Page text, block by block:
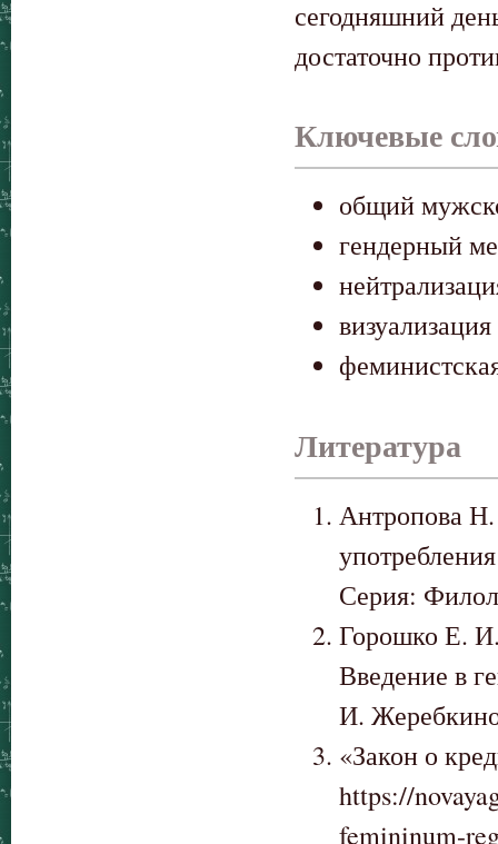
сегодняшний
достаточно
Ключевые
общий
гендерный
визуализация
Литература
Антропова
Серия:
Горошко Е. И.
Введение в
И.
«Закон о
https://
femininum-